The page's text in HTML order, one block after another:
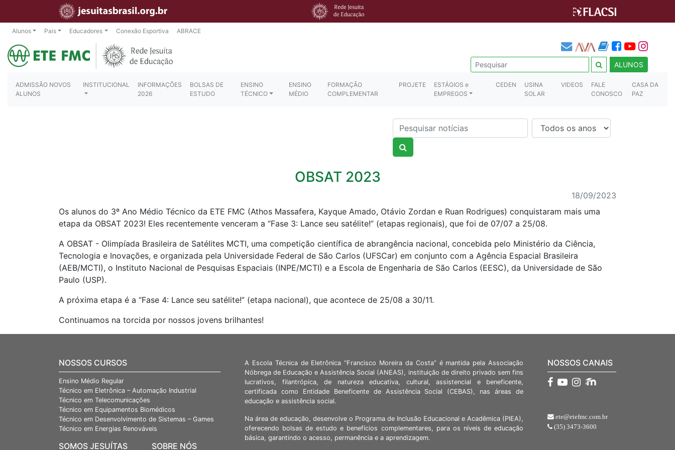
Alunos Pais Educadores Conexão Esportiva ABRACE
ALUNOS
ADMISSÃO NOVOS
ALUNOS
INSTITUCIONAL
INFORMAÇÕES
2026
BOLSAS DE
ESTUDO
ENSINO
TÉCNICO
ENSINO
MÉDIO
FORMAÇÃO
COMPLEMENTAR
PROJETE
ESTÁGIOS e
EMPREGOS
CEDEN
USINA
SOLAR
VIDEOS
FALE
CONOSCO
CASA DA
PAZ
Nome
OBSAT 2023
18/09/2023
Os alunos do 3º Ano Médio Técnico da ETE FMC (Athos Massafera, Kayque Amado, Otávio Zordan e Ruan Rodrigues) conquistaram mais uma
etapa da OBSAT 2023! Eles recentemente venceram a “Fase 3: Lance seu satélite!” (etapas regionais), que foi de 07/07 a 25/08.
A OBSAT - Olimpíada Brasileira de Satélites MCTI, uma competição científica de abrangência nacional, concebida pelo Ministério da Ciência,
Tecnologia e Inovações, e organizada pela Universidade Federal de São Carlos (UFSCar) em conjunto com a Agência Espacial Brasileira
(AEB/MCTI), o Instituto Nacional de Pesquisas Espaciais (INPE/MCTI) e a Escola de Engenharia de São Carlos (EESC), da Universidade de São
Paulo (USP).
A próxima etapa é a “Fase 4: Lance seu satélite!” (etapa nacional), que acontece de 25/08 a 30/11.
Continuamos na torcida por nossos jovens brilhantes!
NOSSOS CURSOS
Ensino Médio Regular
Técnico em Eletrônica – Automação Industrial
Técnico em Telecomunicações
Técnico em Equipamentos Biomédicos
Técnico em Desenvolvimento de Sistemas – Games
Técnico em Energias Renováveis
SOMOS JESUÍTAS SOBRE NÓS
A Escola Técnica de Eletrônica “Francisco Moreira da Costa” é mantida pela Associação
Nóbrega de Educação e Assistência Social (ANEAS), instituição de direito privado sem fins
lucrativos, filantrópica, de natureza educativa, cultural, assistencial e beneficente,
certificada como Entidade Beneficente de Assistência Social (CEBAS), nas áreas de
educação e assistência social.
Na área de educação, desenvolve o Programa de Inclusão Educacional e Acadêmica (PIEA),
oferecendo bolsas de estudo e benefícios complementares, para os níveis de educação
básica, garantindo o acesso, permanência e a aprendizagem.
NOSSOS CANAIS
ete@etefmc.com.br
(35) 3473-3600